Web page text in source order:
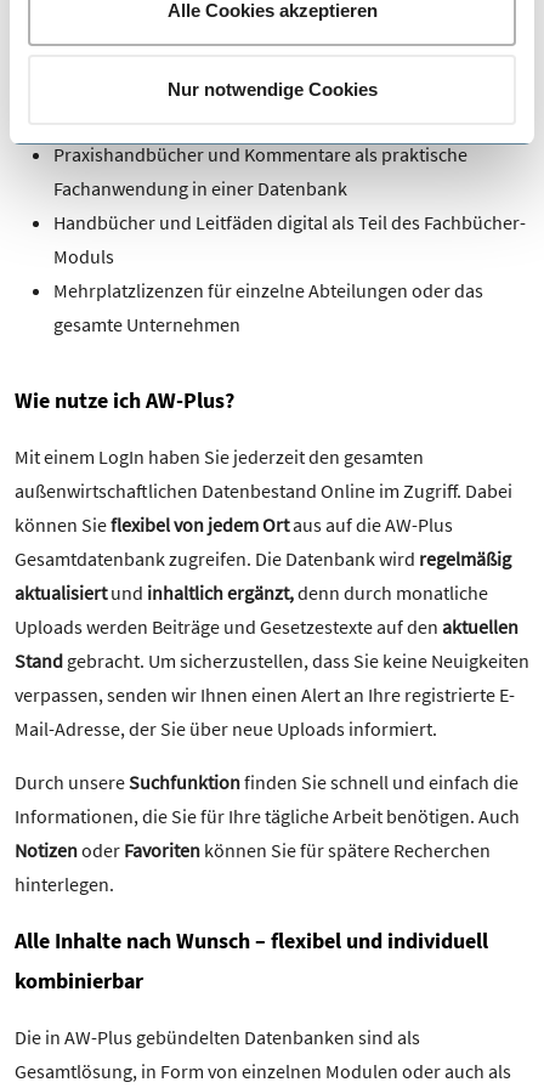
bequem selbst bestimmen, und zwar über den Link zu
den Cookie-Einstellungen.
verbundenen Verarbeitung Ihrer personenbezogenen
Sofern Sie der Verwendung von Cookies und der
Verarbeitung in den USA (Art. 49 Abs. 1 S. 1 lit. a
DSGVO) zustimmen, können Sie diese Einwilligung
jederzeit mit Wirkung für die Zukunft widerrufen, indem
Datenschutzinformation aufrufen und dort im Detail
auswählen, welche Cookies Sie nicht akzeptieren
Alle Cookies akzeptieren
Nur notwendige Cookies
Fachzeitschriften als Online-Abonnement mit Zugriff auf
Praxishandbücher und Kommentare als praktische
Fachanwendung in einer Datenbank
Handbücher und Leitfäden digital als Teil des Fachbücher-
Moduls
Mehrplatzlizenzen für einzelne Abteilungen oder das
gesamte Unternehmen
Wie nutze ich AW-Plus?
Mit einem LogIn haben Sie jederzeit den gesamten
außenwirtschaftlichen Datenbestand Online im Zugriff. Dabei
können Sieflexibel von jedem Ortaus auf die AW-Plus
Gesamtdatenbank zugreifen. Die Datenbank wird regelmäßig
aktualisiertund inhaltlich ergänzt,denn durch monatliche
Uploads werden Beiträge und Gesetzestexte auf den aktuellen
Stand gebracht. Um sicherzustellen, dass Sie keine Neuigkeiten
verpassen, senden wir Ihnen einen Alert an Ihre registrierte E-
Mail-Adresse, der Sie über neue Uploads informiert.
Durch unsereSuchfunktionfinden Sie schnell und einfach die
Informationen, die Sie für Ihre tägliche Arbeit benötigen. Auch
Notizenoder Favoriten können Sie für spätere Recherchen
hinterlegen.
Alle Inhalte nach Wunsch – flexibel und individuell
kombinierbar
Die in AW-Plus gebündelten Datenbanken sind als
Gesamtlösung, in Form von einzelnen Modulen oder auch als